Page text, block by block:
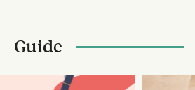
Guide